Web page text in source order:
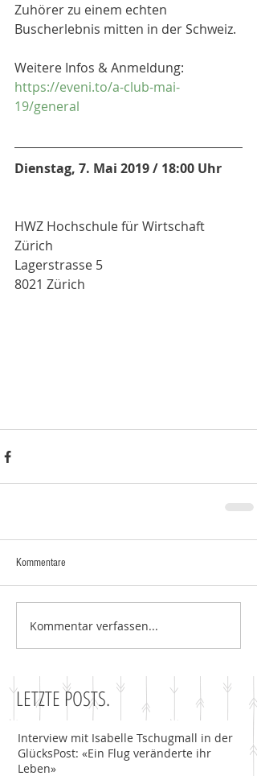
Zuhörer zu einem echten
Buscherlebnis mitten in der Schweiz.
Weitere Infos & Anmeldung:
https://eveni.to/a-club-mai-
19/general
Dienstag, 7. Mai 2019 / 18:00 Uhr
HWZ Hochschule für Wirtschaft
Zürich
Lagerstrasse 5
8021 Zürich
Kommentare
Kommentar verfassen...
LETZTE POSTS.
Interview mit Isabelle Tschugmall in der
GlücksPost: «Ein Flug veränderte ihr
Leben»